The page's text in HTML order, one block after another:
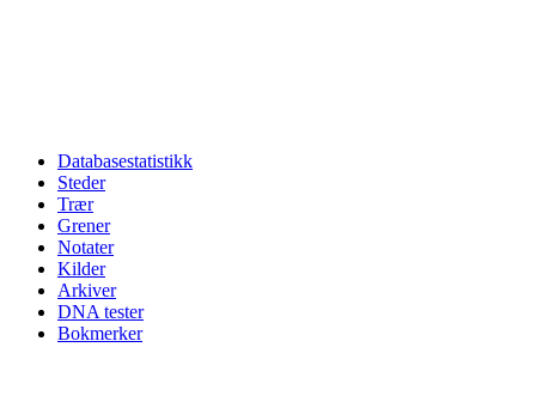
Databasestatistikk
Steder
Trær
Grener
Notater
Kilder
Arkiver
DNA tester
Bokmerker